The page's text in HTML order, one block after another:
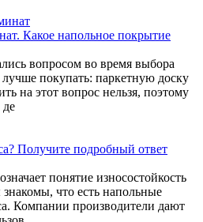
Какое напольное покрытие
вопросом во время выбора
покупать: паркетную доску
на этот вопрос нельзя, поэтому
де
Получите подробный ответ
понятие износостойкость
что есть напольные
Компании производители дают